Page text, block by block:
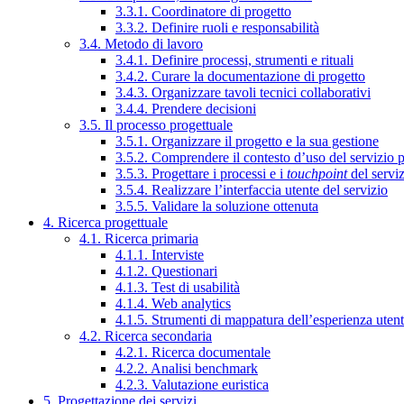
3.3.1. Coordinatore di progetto
3.3.2. Definire ruoli e responsabilità
3.4. Metodo di lavoro
3.4.1. Definire processi, strumenti e rituali
3.4.2. Curare la documentazione di progetto
3.4.3. Organizzare tavoli tecnici collaborativi
3.4.4. Prendere decisioni
3.5. Il processo progettuale
3.5.1. Organizzare il progetto e la sua gestione
3.5.2. Comprendere il contesto d’uso del servizio
3.5.3. Progettare i processi e i touchpointdel
3.5.4. Realizzare l’interfaccia utente del servizio
3.5.5. Validare la soluzione ottenuta
4. Ricerca progettuale
4.1. Ricerca primaria
4.1.1. Interviste
4.1.2. Questionari
4.1.3. Test di usabilità
4.1.4. Web analytics
4.1.5. Strumenti di mappatura dell’esperienza
4.2. Ricerca secondaria
4.2.1. Ricerca documentale
4.2.2. Analisi benchmark
4.2.3. Valutazione euristica
5. Progettazione dei servizi